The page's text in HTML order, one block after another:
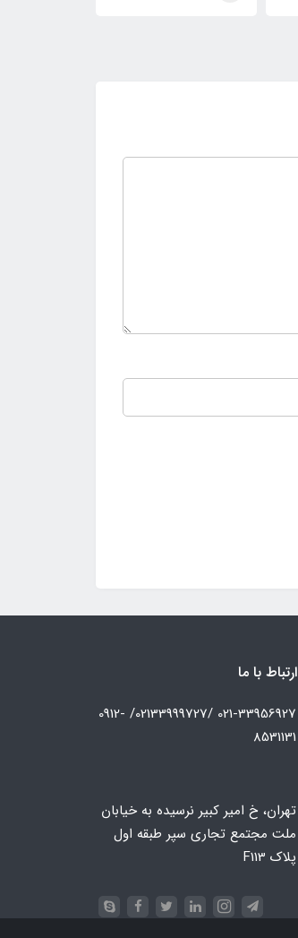
ارتباط با ما
021-33956927 /02133999727/ 0912-
8531131
تهران، خ امیر کبیر نرسیده به خیابان
ملت مجتمع تجاری سپر طبقه اول
پلاک F113